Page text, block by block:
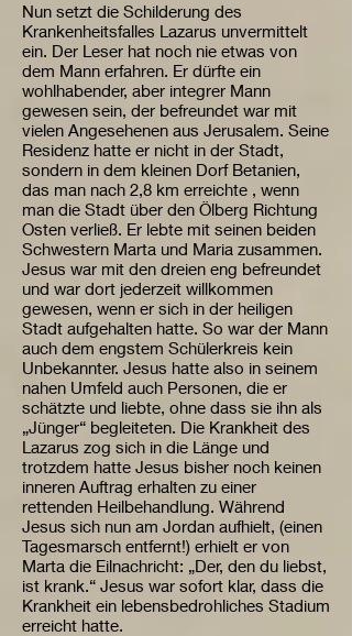
Nun setzt die Schilderung des
Krankenheitsfalles Lazarus unvermittelt
ein. Der Leser hat noch nie etwas von
dem Mann erfahren. Er dürfte ein
wohlhabender, aber integrer Mann
gewesen sein, der befreundet war mit
vielen Angesehenen aus Jerusalem. Seine
Residenz hatte er nicht in der Stadt,
sondern in dem kleinen Dorf Betanien,
das man nach 2,8 km erreichte , wenn
man die Stadt über den Ölberg Richtung
Osten verließ. Er lebte mit seinen beiden
Schwestern Marta und Maria zusammen.
Jesus war mit den dreien eng befreundet
und war dort jederzeit willkommen
gewesen, wenn er sich in der heiligen
Stadt aufgehalten hatte. So war der Mann
auch dem engstem Schülerkreis kein
Unbekannter. Jesus hatte also in seinem
nahen Umfeld auch Personen, die er
schätzte und liebte, ohne dass sie ihn als
„Jünger“ begleiteten. Die Krankheit des
Lazarus zog sich in die Länge und
trotzdem hatte Jesus bisher noch keinen
inneren Auftrag erhalten zu einer
rettenden Heilbehandlung. Während
Jesus sich nun am Jordan aufhielt, (einen
Tagesmarsch entfernt!) erhielt er von
Marta die Eilnachricht: „Der, den du liebst,
ist krank.“ Jesus war sofort klar, dass die
Krankheit ein lebensbedrohliches Stadium
erreicht hatte.